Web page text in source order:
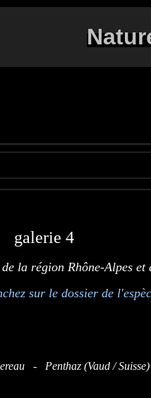
galerie 4
la région Rhône-Alpes et
sur le dossier de
- Penthaz (Vaud / Suisse)